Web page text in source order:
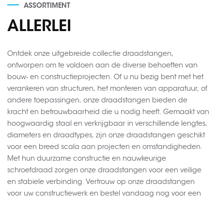
ASSORTIMENT
ALLERLEI
Ontdek onze uitgebreide collectie draadstangen,
ontworpen om te voldoen aan de diverse behoeften van
bouw- en constructieprojecten. Of u nu bezig bent met het
verankeren van structuren, het monteren van apparatuur, of
andere toepassingen, onze draadstangen bieden de
kracht en betrouwbaarheid die u nodig heeft. Gemaakt van
hoogwaardig staal en verkrijgbaar in verschillende lengtes,
diameters en draadtypes, zijn onze draadstangen geschikt
voor een breed scala aan projecten en omstandigheden.
Met hun duurzame constructie en nauwkeurige
schroefdraad zorgen onze draadstangen voor een veilige
en stabiele verbinding. Vertrouw op onze draadstangen
voor uw constructiewerk en bestel vandaag nog voor een